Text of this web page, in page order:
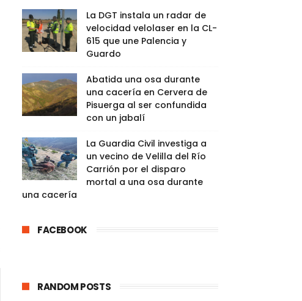
La DGT instala un radar de
velocidad velolaser en la CL-
615 que une Palencia y
Guardo
Abatida una osa durante
una cacería en Cervera de
Pisuerga al ser confundida
con un jabalí
La Guardia Civil investiga a
un vecino de Velilla del Río
Carrión por el disparo
mortal a una osa durante
una cacería
FACEBOOK
RANDOM POSTS